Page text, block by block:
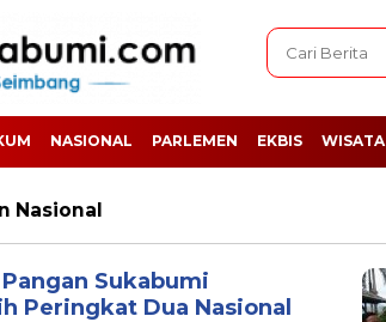
NASIONAL PARLEMEN EKBIS WISATA
Nasional
Sukabumi
Peringkat Dua Nasional